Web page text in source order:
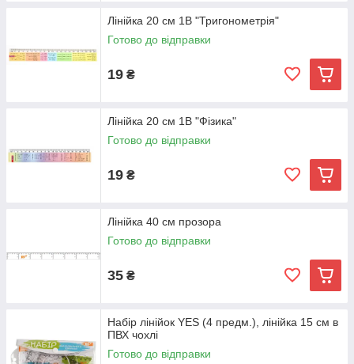
Лінійка 20 см 1В "Тригонометрія"
Готово до відправки
19 ₴
Лінійка 20 см 1В "Фізика"
Готово до відправки
19 ₴
Лінійка 40 см прозора
Готово до відправки
35 ₴
Набір лінійок YES (4 предм.), лінійка 15 см в
ПВХ чохлі
Готово до відправки